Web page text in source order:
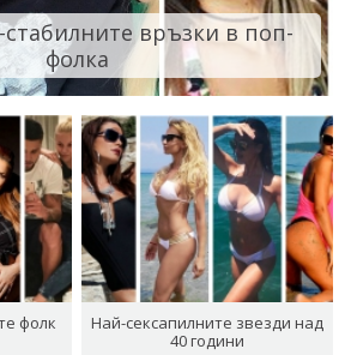
връзки в поп-
фолка
фолк
Най-сексапилните звезди над
40 години